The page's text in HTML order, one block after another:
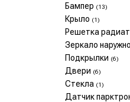
Бампер (13)
Крыло (1)
Решетка
Зеркало
Подкрылки (6)
Двери (6)
Стекла (1)
Датчик